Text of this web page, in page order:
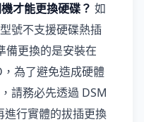
才能更換硬碟？ 如
號不支援硬碟熱插
備更換的是安裝在
為了避免造成硬體
請務必先透過 DSM
進行實體的拔插更換